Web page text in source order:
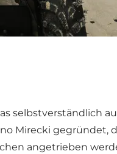
selbstverständlich
Mirecki gegründet,
angetrieben